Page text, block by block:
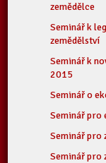
zemědělce
Seminář k
zemědělství
Seminář k
2015
Seminář o
Seminář pro
Seminář pro
Seminář pro